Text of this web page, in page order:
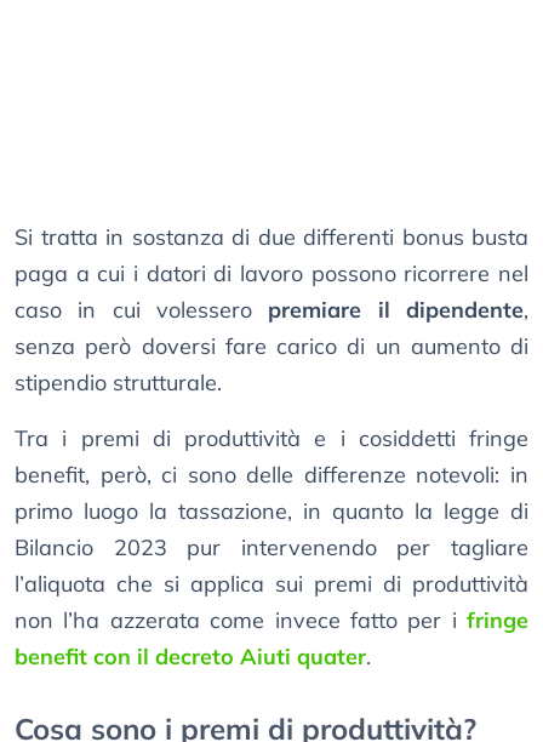
Si tratta in sostanza di due differenti bonus busta
paga a cui i datori di lavoro possono ricorrere nel
caso in cui volessero premiare il dipendente,
senza però doversi fare carico di un aumento di
stipendio strutturale.
Tra i premi di produttività e i cosiddetti fringe
benefit, però, ci sono delle differenze notevoli: in
primo luogo la tassazione, in quanto la legge di
Bilancio 2023 pur intervenendo per tagliare
l’aliquota che si applica sui premi di produttività
non l’ha azzerata come invece fatto per i fringe
benefit con il decreto Aiuti quater.
Cosa sono i premi di produttività?